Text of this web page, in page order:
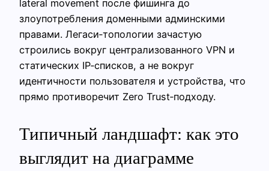
lateral movement после фишинга до
злоупотребления доменными админскими
правами. Легаси‑топологии зачастую
строились вокруг централизованного VPN и
статических IP‑списков, а не вокруг
идентичности пользователя и устройства, что
прямо противоречит Zero Trust‑подходу.
Типичный ландшафт: как это
выглядит на диаграмме